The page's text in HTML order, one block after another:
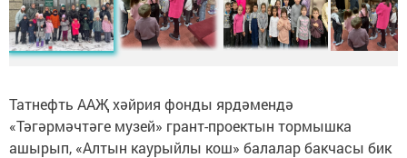
Татнефть ААҖ хәйрия фонды ярдәмендә
«Тәгәрмәчтәге музей» грант-проектын тормышка
ашырып, «Алтын каурыйлы кош» балалар бакчасы бик